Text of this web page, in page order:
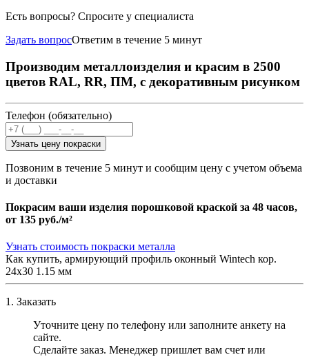
Есть вопросы? Спросите у специалиста
Задать вопросОтветим в течение 5 минут
Производим металлоизделия и красим в 2500
цветов RAL, RR, ПМ, с декоративным рисунком
Телефон (обязательно)
Узнать цену покраски
Позвоним в течение 5 минут и сообщим цену с учетом объема
и доставки
Покрасим ваши изделия порошковой краской за 48 часов,
от 135 руб./м²
Узнать стоимость покраски металла
Как купить, армирующий профиль оконный Wintech кор.
24х30 1.15 мм
1. Заказать
Уточните цену по телефону или заполните анкету на
сайте.
Сделайте заказ. Менеджер пришлет вам счет или